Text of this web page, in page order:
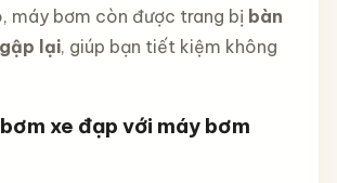
máy bơm còn được trang bị bàn
lại, giúp bạn tiết kiệm không
xe đạp với máy bơm